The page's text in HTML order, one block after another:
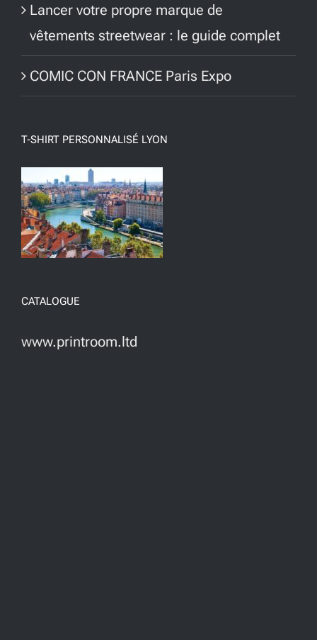
Lancer votre propre marque de
vêtements streetwear : le guide complet
COMIC CON FRANCE Paris Expo
T-SHIRT PERSONNALISÉ LYON
CATALOGUE
www.printroom.ltd